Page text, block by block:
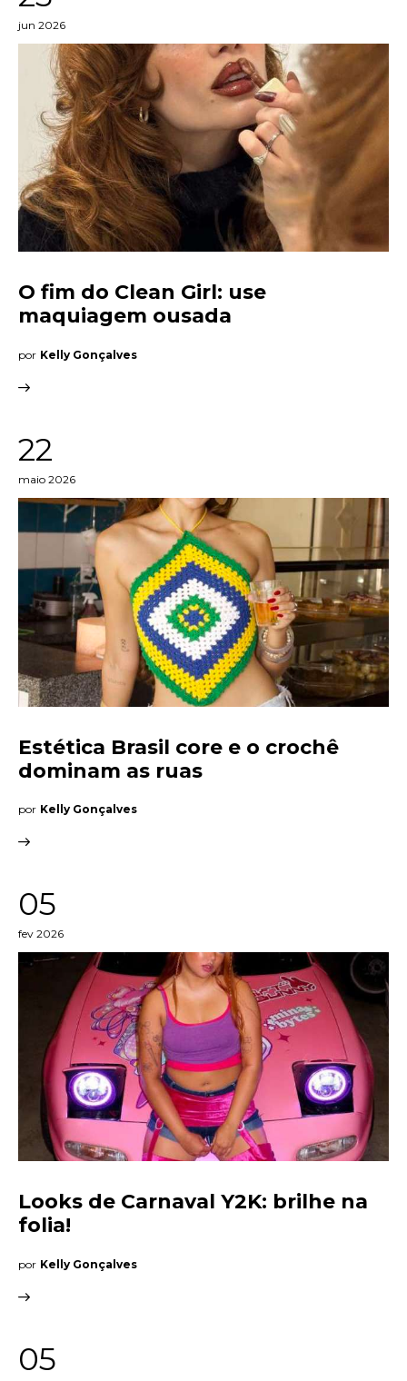
jun 2026
O fim do Clean Girl: use
maquiagem ousada
por Kelly Gonçalves
22
maio 2026
Estética Brasil core e o crochê
dominam as ruas
por Kelly Gonçalves
05
fev 2026
Looks de Carnaval Y2K: brilhe na
folia!
por Kelly Gonçalves
05